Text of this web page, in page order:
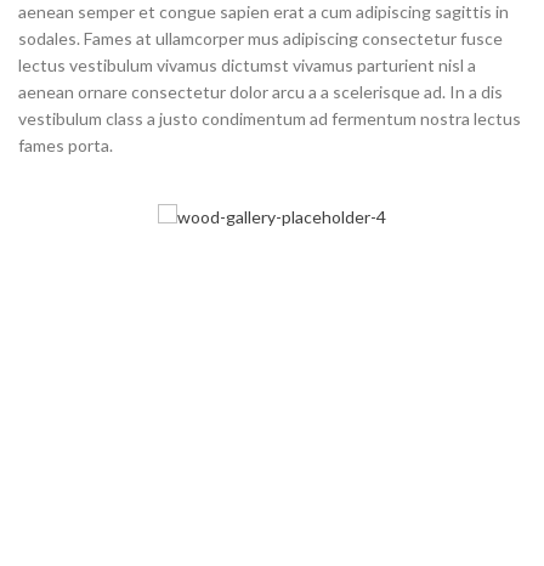
aenean semper et congue sapien erat a cum adipiscing sagittis in
sodales. Fames at ullamcorper mus adipiscing consectetur fusce
lectus vestibulum vivamus dictumst vivamus parturient nisl a
aenean ornare consectetur dolor arcu a a scelerisque ad. In a dis
vestibulum class a justo condimentum ad fermentum nostra lectus
fames porta.